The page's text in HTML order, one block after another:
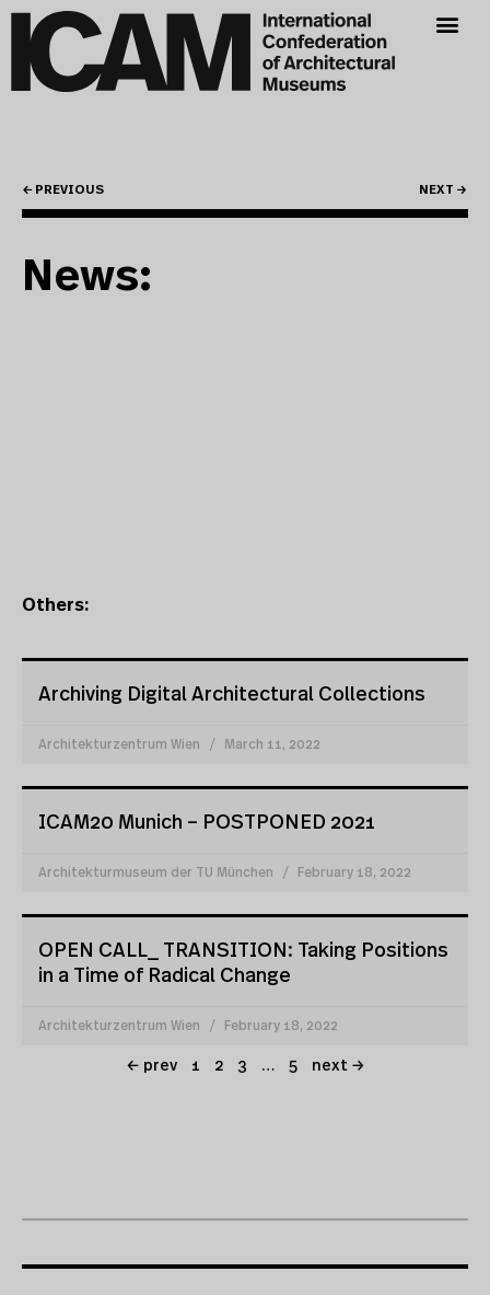
← PREVIOUS NEXT →
News:
Others:
Archiving Digital Architectural Collections
Architekturzentrum Wien March 11, 2022
ICAM20 Munich – POSTPONED 2021
Architekturmuseum der TU München February 18, 2022
OPEN CALL_ TRANSITION: Taking Positions
in a Time of Radical Change
Architekturzentrum Wien February 18, 2022
← prev 1 2 3 … 5 next →